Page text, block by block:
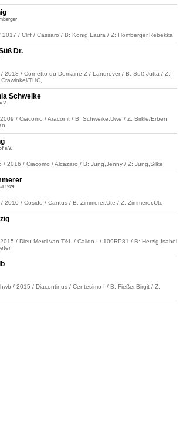
2017 / Cliff / Cassaro / B: König,Laura / Z: Homberger,Rebekka
Dr.
2018 / Cornetto du Domaine Z / Landrover / B: Süß,Jutta / Z:
THC,
Schweike
/ Ciacomo / Araconit / B: Schweike,Uwe / Z: Birkle/Erben
e.V.
/ 2016 / Ciacomo / Alcazaro / B: Jung,Jenny / Z: Jung,Silke
1929
2010 / Cosido / Cantus / B: Zimmerer,Ute / Z: Zimmerer,Ute
/ Dieu-Merci van T&L / Calido I / 109RP81 / B: Herzig,Isabel
/ 2015 / Diacontinus / Centesimo I / B: Fießer,Birgit / Z: